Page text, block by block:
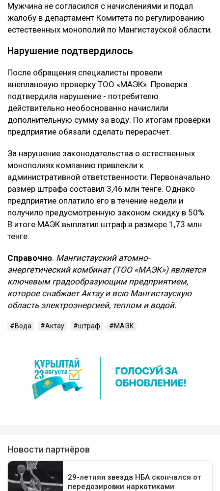
Мужчина не согласился с начислениями и подал
жалобу в департамент Комитета по регулированию
естественных монополий по Мангистауской области.
Нарушение подтвердилось
После обращения специалисты провели
внеплановую проверку ТОО «МАЭК». Проверка
подтвердила нарушение - потребителю
действительно необоснованно начислили
дополнительную сумму за воду. По итогам проверки
предприятие обязали сделать перерасчет.
За нарушение законодательства о естественных
монополиях компанию привлекли к
административной ответственности. Первоначально
размер штрафа составил 3,46 млн тенге. Однако
предприятие оплатило его в течение недели и
получило предусмотренную законом скидку в 50%.
В итоге МАЭК выплатил штраф в размере 1,73 млн
тенге.
Справочно. Мангистауский атомно-
энергетический комбинат (ТОО «МАЭК») является
ключевым градообразующим предприятием,
которое снабжает Актау и всю Мангистаускую
область электроэнергией, теплом и водой.
Вода Актау штраф МАЭК